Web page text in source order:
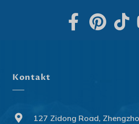
Kontakt
127 Zidong Road,